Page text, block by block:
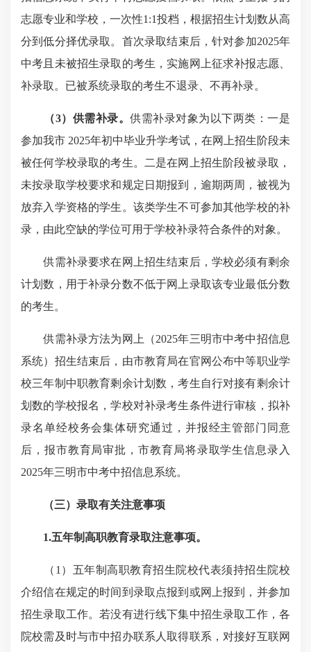
志愿专业和学校，一次性1:1投档，根据招生计划数从高
分到低分择优录取。首次录取结束后，针对参加2025年
中考且未被招生录取的考生，实施网上征求补报志愿、
补录取。已被系统录取的考生不退录、不再补录。
（3）供需补录。供需补录对象为以下两类：一是
参加我市 2025年初中毕业升学考试，在网上招生阶段未
被任何学校录取的考生。二是在网上招生阶段被录取，
未按录取学校要求和规定日期报到，逾期两周，被视为
放弃入学资格的学生。该类学生不可参加其他学校的补
录，由此空缺的学位可用于学校补录符合条件的对象。
供需补录要求在网上招生结束后，学校必须有剩余
计划数，用于补录分数不低于网上录取该专业最低分数
的考生。
供需补录方法为网上（2025年三明市中考中招信息
系统）招生结束后，由市教育局在官网公布中等职业学
校三年制中职教育剩余计划数，考生自行对接有剩余计
划数的学校报名，学校对补录考生条件进行审核，拟补
录名单经校务会集体研究通过，并报经主管部门同意
后，报市教育局审批，市教育局将录取学生信息录入
2025年三明市中考中招信息系统。
（三）录取有关注意事项
1.五年制高职教育录取注意事项。
（1）五年制高职教育招生院校代表须持招生院校
介绍信在规定的时间到录取点报到或网上报到，并参加
招生录取工作。若没有进行线下集中招生录取工作，各
院校需及时与市中招办联系人取得联系，对接好互联网